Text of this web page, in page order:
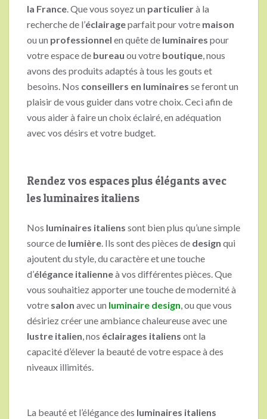
la France. Que vous soyez un particulierà la
recherche de l’éclairageparfait pour votre maison
ou un professionnel en quête de luminaires pour
votre espace de bureau ou votre boutique, nous
avons des produits adaptés à tous les gouts et
besoins. Nos conseillers en luminaires se feront un
plaisir de vous guider dans votre choix. Ceci afin de
vous aider à faire un choix éclairé, en adéquation
avec vos désirs et votre budget.
Rendez vos espaces plus élégants avec
les luminaires italiens
Nos luminaires italiens sont bien plus qu’une simple
source de lumière. Ils sont des pièces de design qui
ajoutent du style, du caractère et une touche
d’élégance italienneà vos différentes pièces. Que
vous souhaitiez apporter une touche de modernité à
votre salon avec un luminaire design, ou que vous
désiriez créer une ambiance chaleureuse avec une
lustre italien, nos éclairages italiens ont la
capacité d’élever la beauté de votre espace à des
niveaux illimités.
La beauté et l’élégance des luminaires italiens